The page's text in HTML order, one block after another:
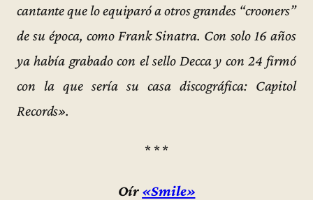
cantante que lo equiparó a otros grandes “crooners”
de su época, como Frank Sinatra. Con solo 16 años
ya había grabado con el sello Decca y con 24 firmó
con la que sería su casa discográfica: Capitol
Records».
* * *
Oír «Smile»